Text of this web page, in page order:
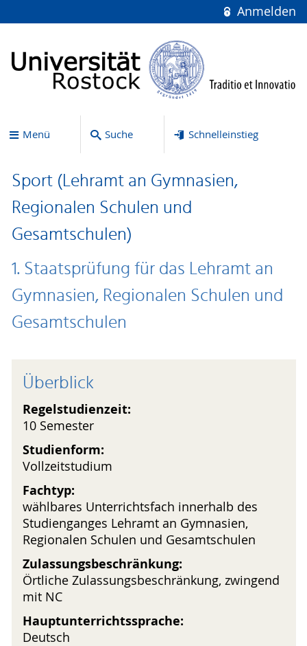
Anmelden
Menü Suche Schnelleinstieg
Sport (Lehramt an Gymnasien,
Regionalen Schulen und
Gesamtschulen)
1. Staatsprüfung für das Lehramt an
Gymnasien, Regionalen Schulen und
Gesamtschulen
Überblick
Regelstudienzeit:
10 Semester
Studienform:
Vollzeitstudium
Fachtyp:
wählbares Unterrichtsfach innerhalb des
Studienganges Lehramt an Gymnasien,
Regionalen Schulen und Gesamtschulen
Zulassungsbeschränkung:
Örtliche Zulassungsbeschränkung, zwingend
mit NC
Hauptunterrichtssprache:
Deutsch